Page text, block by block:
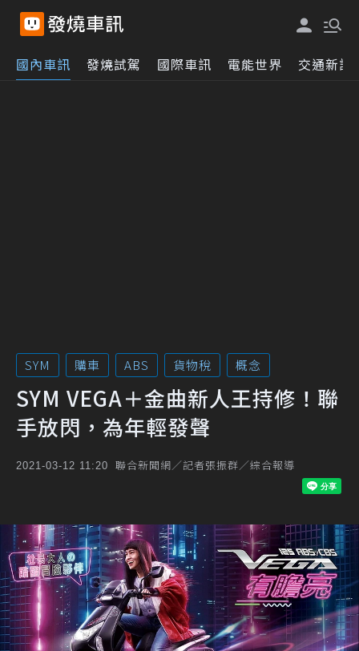
國內車訊 發燒試駕 國際車訊 電能世界 交通新訊
SYM 購車 ABS 貨物稅 概念
SYM VEGA＋金曲新人王持修！聯
手放閃，為年輕發聲
2021-03-12 11:20 聯合新聞網／記者張振群／綜合報導